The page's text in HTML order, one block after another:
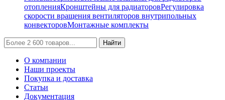
отопленияКронштейны для радиаторовРегулировка
скорости вращения вентиляторов внутрипольных
конвекторовМонтажные комплекты
Найти
О компании
Наши проекты
Покупка и доставка
Статьи
Документация